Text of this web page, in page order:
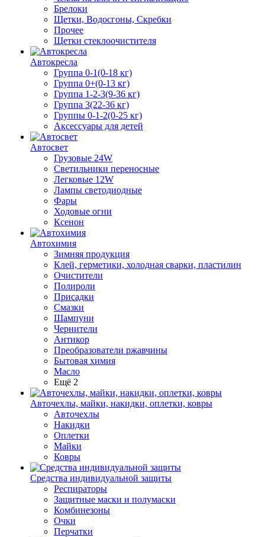
Брелоки
Щетки, Водосгоны, Скребки
Прочее
Щетки стеклоочистителя
Автокресла
Группа 0-1(0-18 кг)
Группа 0+(0-13 кг)
Группа 1-2-3(9-36 кг)
Группа 3(22-36 кг)
Группы 0-1-2(0-25 кг)
Аксессуары для детей
Автосвет
Грузовые 24W
Светильники переносные
Легковые 12W
Лампы светодиодные
Фары
Ходовые огни
Ксенон
Автохимия
Зимняя продукция
Клей, герметики, холодная сварки, пластилин
Очистители
Полироли
Присадки
Смазки
Шампуни
Чернители
Антикор
Преобразователи ржавчины
Бытовая химия
Масло
Ещё 2
Авточехлы, майки, накидки, оплетки, ковры
Авточехлы
Накидки
Оплетки
Майки
Ковры
Средства индивидуальной защиты
Респираторы
Защитные маски и полумаски
Комбинезоны
Очки
Перчатки